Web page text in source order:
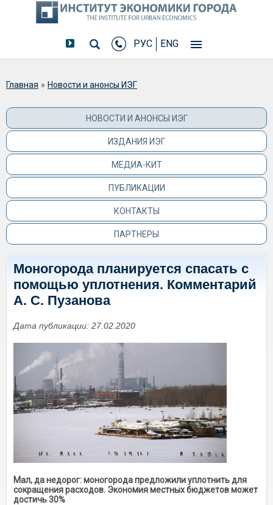
РУС ENG
Вы здесь
Главная » Новости и анонсы ИЭГ
НОВОСТИ И АНОНСЫ ИЭГ
ИЗДАНИЯ ИЭГ
МЕДИА-КИТ
ПУБЛИКАЦИИ
КОНТАКТЫ
ПАРТНЕРЫ
Моногорода планируется спасать с
помощью уплотнения. Комментарий
А. С. Пузанова
Дата публикации: 27.02.2020
Мал, да недорог: моногорода предложили уплотнить для
сокращения расходов. Экономия местных бюджетов может
достичь 30%